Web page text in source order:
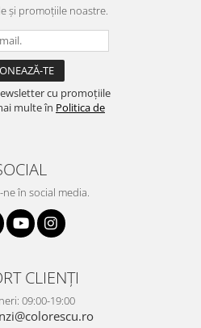
și promoțiile noastre.
cu promoțiile
multe în Politica de
în social media.
CLIENȚI
09:00-19:00